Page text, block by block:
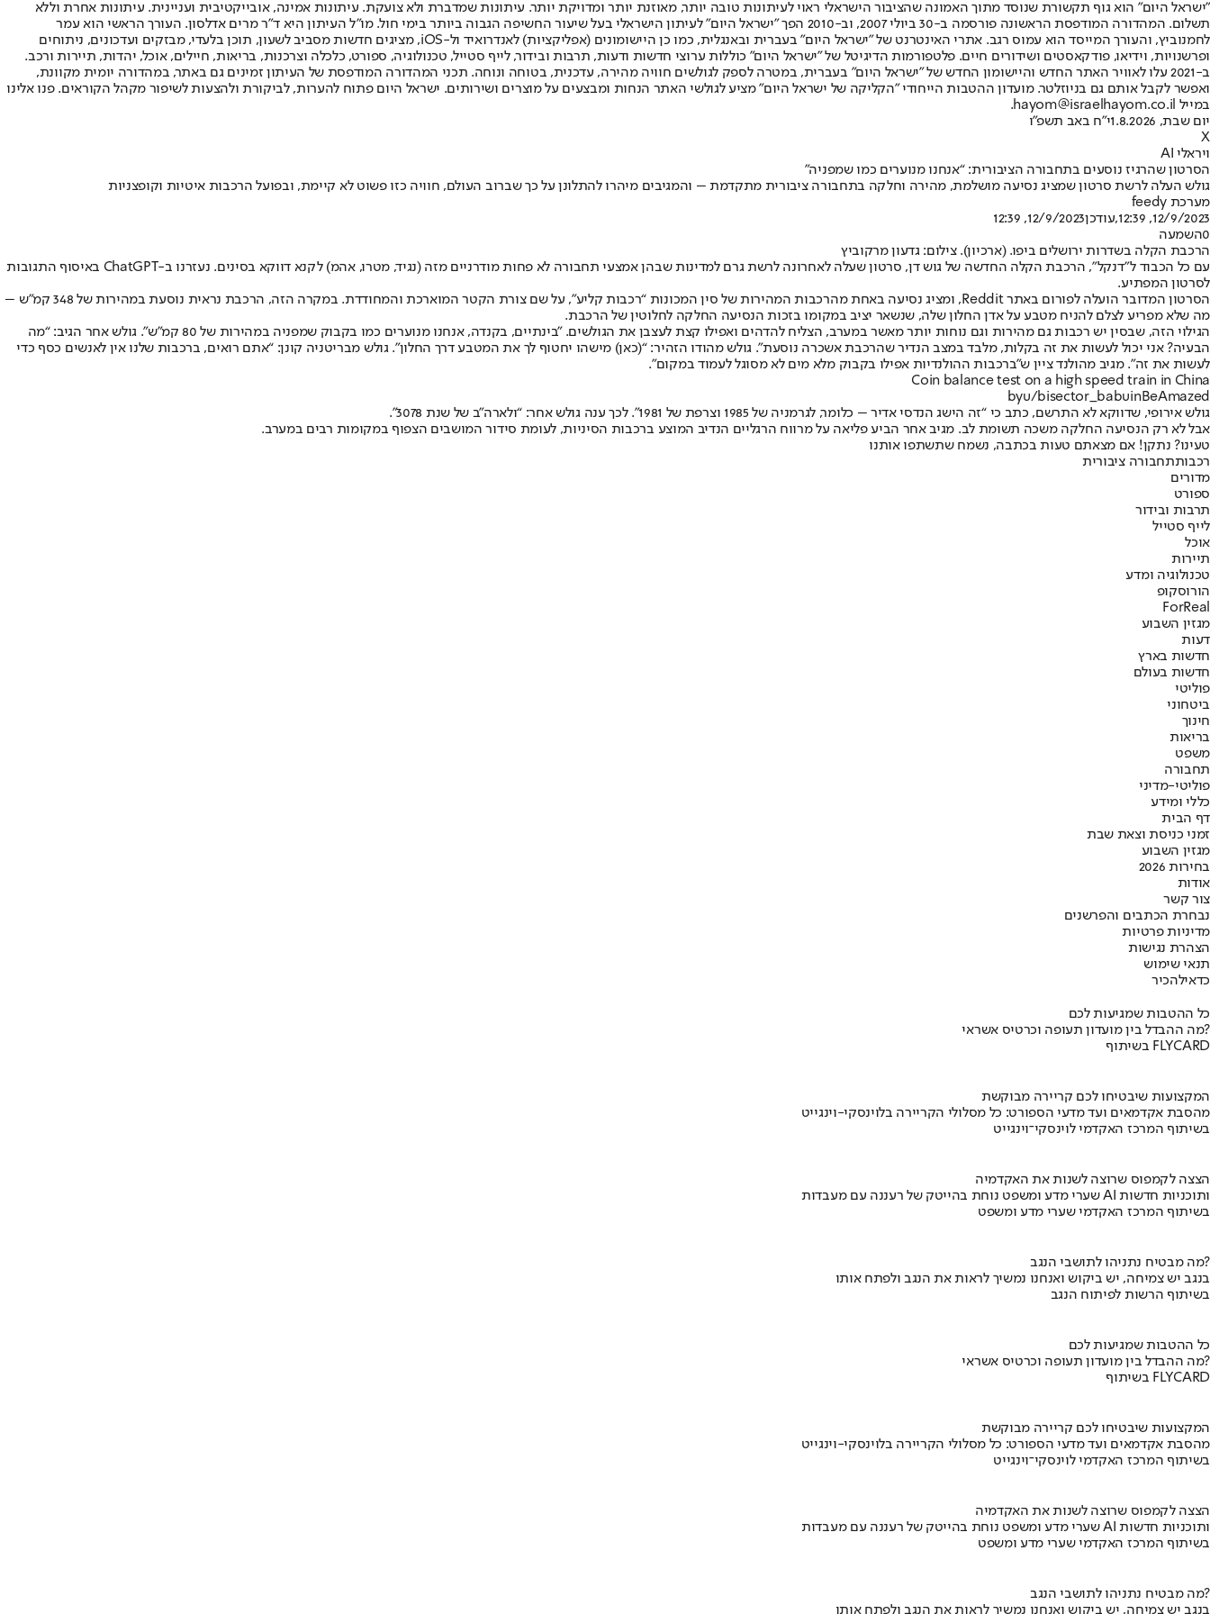
"ישראל היום" הוא גוף תקשורת שנוסד מתוך האמונה שהציבור הישראלי ראוי לעיתונות טובה יותר, מאוזנת יותר ומדויקת יותר. עיתונות שמדברת ולא צועקת. עיתונות אמינה, אובייקטיבית ועניינית. עיתונות אחרת וללא
תשלום. המהדורה המודפסת הראשונה פורסמה ב-30 ביולי 2007, וב-2010 הפך "ישראל היום" לעיתון הישראלי בעל שיעור החשיפה הגבוה ביותר בימי חול. מו"ל העיתון היא ד"ר מרים אדלסון. העורך הראשי הוא עמר
לחמנוביץ, והעורך המייסד הוא עמוס רגב. אתרי האינטרנט של "ישראל היום" בעברית ובאנגלית, כמו כן היישומונים (אפליקציות) לאנדרואיד ול-iOS, מציגים חדשות מסביב לשעון, תוכן בלעדי, מבזקים ועדכונים, ניתוחים
ופרשנויות, וידיאו, פודקאסטים ושידורים חיים. פלטפורמות הדיגיטל של "ישראל היום" כוללות ערוצי חדשות ודעות, תרבות ובידור, לייף סטייל, טכנולוגיה, ספורט, כלכלה וצרכנות, בריאות, חיילים, אוכל, יהדות, תיירות ורכב.
ב-2021 עלו לאוויר האתר החדש והיישומון החדש של "ישראל היום" בעברית, במטרה לספק לגולשים חוויה מהירה, עדכנית, בטוחה ונוחה. תכני המהדורה המודפסת של העיתון זמינים גם באתר, במהדורה יומית מקוונת,
ואפשר לקבל אותם גם בניוזלטר. מועדון ההטבות הייחודי "הקליקה של ישראל היום" מציע לגולשי האתר הנחות ומבצעים על מוצרים ושירותים. ישראל היום פתוח להערות, לביקורת ולהצעות לשיפור מקהל הקוראים. פנו אלינו
במייל hayom@israelhayom.co.il.
יום שבת, 1.8.2026
י"ח באב תשפ"ו
X
ויראלי AI
הסרטון שהרגיז נוסעים בתחבורה הציבורית: “אנחנו מנוערים כמו שמפניה"
גולש העלה לרשת סרטון שמציג נסיעה מושלמת, מהירה וחלקה בתחבורה ציבורית מתקדמת – והמגיבים מיהרו להתלונן על כך שברוב העולם, חוויה כזו פשוט לא קיימת, ובפועל הרכבות איטיות וקופצניות
מערכת feedy
12/9/2023, 12:39
,עודכן12/9/2023, 12:39
0השמעה
הרכבת הקלה בשדרות ירושלים ביפו. (ארכיון). צילום: גדעון מרקוביץ
עם כל הכבוד ל"דנקל", הרכבת הקלה החדשה של גוש דן, סרטון שעלה לאחרונה לרשת גרם למדינות שבהן אמצעי תחבורה לא פחות מודרניים מזה (נגיד, מטרו, אהמ) לקנא דווקא בסינים. נעזרנו ב-ChatGPT באיסוף התגובות
לסרטון המפתיע.
הסרטון המדובר הועלה לפורום באתר Reddit, ומציג נסיעה באחת מהרכבות המהירות של סין המכונות “רכבות קליע”, על שם צורת הקטר המוארכת והמחודדת. במקרה הזה, הרכבת נראית נוסעת במהירות של 348 קמ”ש –
מה שלא מפריע לצלם להניח מטבע על אדן החלון שלה, שנשאר יציב במקומו בזכות הנסיעה החלקה לחלוטין של הרכבת.
הגילוי הזה, שבסין יש רכבות גם מהירות וגם נוחות יותר מאשר במערב, הצליח להדהים ואפילו קצת לעצבן את הגולשים. "בינתיים, בקנדה, אנחנו מנוערים כמו בקבוק שמפניה במהירות של 80 קמ"ש”. גולש אחר הגיב: “מה
הבעיה? אני יכול לעשות את זה בקלות, מלבד במצב הנדיר שהרכבת אשכרה נוסעת”. גולש מהודו הזהיר: “(כאן) מישהו יחטוף לך את המטבע דרך החלון”. גולש מבריטניה קונן: “אתם רואים, ברכבות שלנו אין לאנשים כסף כדי
לעשות את זה”. מגיב מהולנד ציין ש"ברכבות ההולנדיות אפילו בקבוק מלא מים לא מסוגל לעמוד במקום".
Coin balance test on a high speed train in China
byu/bisector_babuinBeAmazed
גולש אירופי, שדווקא לא התרשם, כתב כי “זה הישג הנדסי אדיר – כלומר, לגרמניה של 1985 וצרפת של 1981”. לכך ענה גולש אחר: “ולארה”ב של שנת 3078”.
אבל לא רק הנסיעה החלקה משכה תשומת לב. מגיב אחר הביע פליאה על מרווח הרגליים הנדיב המוצע ברכבות הסיניות, לעומת סידור המושבים הצפוף במקומות רבים במערב.
טעינו? נתקן! אם מצאתם טעות בכתבה, נשמח שתשתפו אותנו
רכבותתחבורה ציבורית
מדורים
ספורט
תרבות ובידור
לייף סטייל
אוכל
תיירות
טכנולוגיה ומדע
הורוסקופ
ForReal
מגזין השבוע
דעות
חדשות בארץ
חדשות בעולם
פוליטי
ביטחוני
חינוך
בריאות
משפט
תחבורה
פוליטי-מדיני
כללי ומידע
דף הבית
זמני כניסת וצאת שבת
מגזין השבוע
בחירות 2026
אודות
צור קשר
נבחרת הכתבים והפרשנים
מדיניות פרטיות
הצהרת נגישות
תנאי שימוש
כדאילהכיר
כל ההטבות שמגיעות לכם
מה ההבדל בין מועדון תעופה וכרטיס אשראי?
בשיתוף FLYCARD
המקצועות שיבטיחו לכם קריירה מבוקשת
מהסבת אקדמאים ועד מדעי הספורט: כל מסלולי הקריירה בלוינסקי-וינגייט
בשיתוף המרכז האקדמי לוינסקי־וינגייט
הצצה לקמפוס שרוצה לשנות את האקדמיה
שערי מדע ומשפט נוחת בהייטק של רעננה עם מעבדות AI ותוכניות חדשות
בשיתוף המרכז האקדמי שערי מדע ומשפט
מה מבטיח נתניהו לתושבי הנגב?
בנגב יש צמיחה, יש ביקוש ואנחנו נמשיך לראות את הנגב ולפתח אותו
בשיתוף הרשות לפיתוח הנגב
כל ההטבות שמגיעות לכם
מה ההבדל בין מועדון תעופה וכרטיס אשראי?
בשיתוף FLYCARD
המקצועות שיבטיחו לכם קריירה מבוקשת
מהסבת אקדמאים ועד מדעי הספורט: כל מסלולי הקריירה בלוינסקי-וינגייט
בשיתוף המרכז האקדמי לוינסקי־וינגייט
הצצה לקמפוס שרוצה לשנות את האקדמיה
שערי מדע ומשפט נוחת בהייטק של רעננה עם מעבדות AI ותוכניות חדשות
בשיתוף המרכז האקדמי שערי מדע ומשפט
מה מבטיח נתניהו לתושבי הנגב?
בנגב יש צמיחה, יש ביקוש ואנחנו נמשיך לראות את הנגב ולפתח אותו